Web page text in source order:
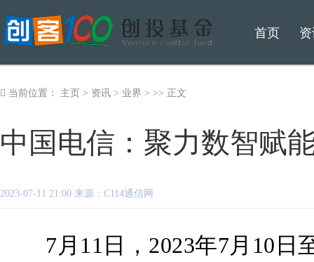
首页
当前位置： 主页 > 资讯 > 业界 > >> 正文
中国电信：聚力数智赋
2023-07-11 21:00 来源：C114通信网
7月11日，2023年7月10日